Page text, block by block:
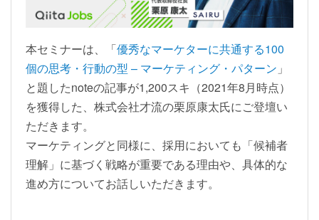
本セミナーは、「優秀なマーケターに共通する100
個の思考・行動の型 – マーケティング・パターン 」
と題したnoteの記事が1,200スキ（2021年8月時点）
を獲得した、株式会社才流の栗原康太氏にご登壇い
ただきます。
マーケティングと同様に、採用においても「候補者
理解」に基づく戦略が重要である理由や、具体的な
進め方についてお話しいただきます。